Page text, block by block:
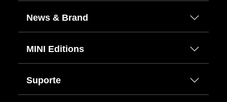
News & Brand
MINI Editions
Suporte